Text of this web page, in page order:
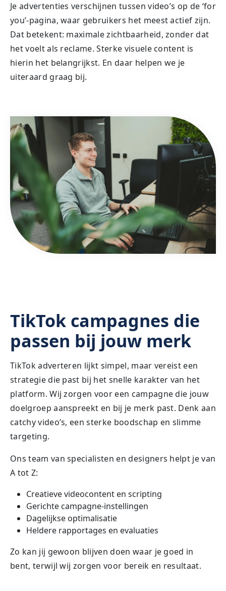
Je advertenties verschijnen tussen video’s op de ‘for
you’-pagina, waar gebruikers het meest actief zijn.
Dat betekent: maximale zichtbaarheid, zonder dat
het voelt als reclame. Sterke visuele content is
hierin het belangrijkst. En daar helpen we je
uiteraard graag bij.
TikTok campagnes die
passen bij jouw merk
TikTok adverteren lijkt simpel, maar vereist een
strategie die past bij het snelle karakter van het
platform. Wij zorgen voor een campagne die jouw
doelgroep aanspreekt en bij je merk past. Denk aan
catchy video’s, een sterke boodschap en slimme
targeting.
Ons team van specialisten en designers helpt je van
A tot Z:
Creatieve videocontent en scripting
Gerichte campagne-instellingen
Dagelijkse optimalisatie
Heldere rapportages en evaluaties
Zo kan jij gewoon blijven doen waar je goed in
bent, terwijl wij zorgen voor bereik en resultaat.